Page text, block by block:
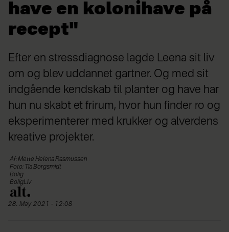
have en kolonihave på
recept"
Efter en stressdiagnose lagde Leena sit liv
om og blev uddannet gartner. Og med sit
indgående kendskab til planter og have har
hun nu skabt et frirum, hvor hun finder ro og
eksperimenterer med krukker og alverdens
kreative projekter.
Af: Mette Helena Rasmussen
Foto: Tia Borgsmidt
Bolig
BoligLiv
28. May 2021 - 12:08